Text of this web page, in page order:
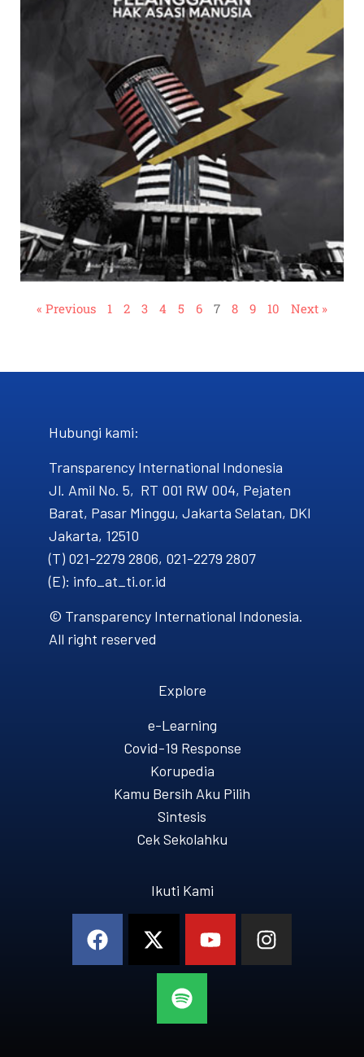
« Previous 1 2 3 4 5 6 7 8 9 10 Next »
Hubungi kami​:
Transparency International Indonesia
Jl. Amil No. 5, RT 001 RW 004, Pejaten
Barat, Pasar Minggu, Jakarta Selatan, DKI
Jakarta, 12510
(T) 021-2279 2806, 021-2279 2807
(E): info_at_ti.or.id
© Transparency International Indonesia.
All right reserved
Explore
e-Learning
Covid-19 Response
Korupedia
Kamu Bersih Aku Pilih
Sintesis
Cek Sekolahku
Ikuti Kami